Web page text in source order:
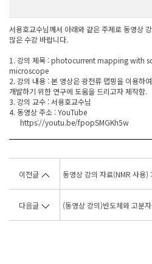
서용호교수님께서 아래와 같은 주제로 동영상
많은 수강 바랍니다.
1. 강의 제목 : photocurrent mapping with
microscope
2. 강의 내용 : 본 영상은 광전류 맵핑을 이용하
개발하기 위한 연구에 도움을 드리고자 제작함.
3. 강의 교수 : 서용호교수님
4. 동영상 주소 : YouTube
https://youtu.be/fpopSMGKh5w
이전글 동영상 강의 자료(NMR 사용)
다음글 (동영상 강의)반도체와 고분